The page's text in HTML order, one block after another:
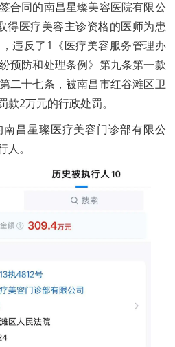
合同的南昌星璨美容医院有限公
得医疗美容主诊资格的医师为患
违反了1《医疗美容服务管理办
预防和处理条例》第九条第一款
二十七条，被南昌市红谷滩区卫
2万元的行政处罚。
昌星璨医疗美容门诊部有限公
。